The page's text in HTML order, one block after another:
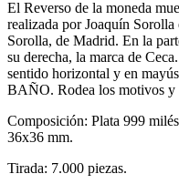
El Reverso de la moneda
realizada por Joaquín
Sorolla, de Madrid. En la
su derecha, la marca de
sentido horizontal y en
BAÑO. Rodea los motivos y
Composición: Plata 999
36x36 mm.
Tirada: 7.000 piezas.